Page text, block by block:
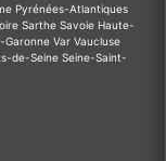
Pyrénées-Atlantiques
Sarthe Savoie Haute-
Garonne Var Vaucluse
de-Seine Seine-Saint-